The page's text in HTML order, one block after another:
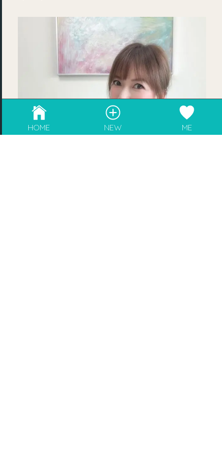
成為blogger，請電郵至 info@rebeaute.hk
HOME NEW ME